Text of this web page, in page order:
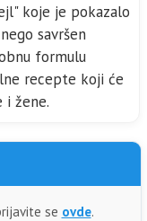
koje je pokazalo
savršen
formulu
recepte koji će
i žene.
se ovde.